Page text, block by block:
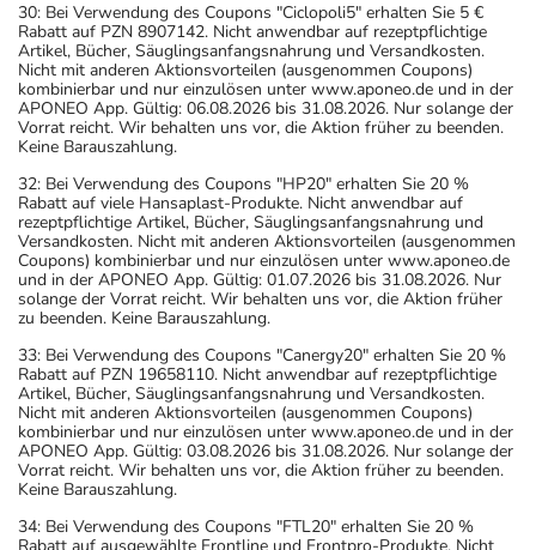
30: Bei Verwendung des Coupons "Ciclopoli5" erhalten Sie 5 €
Rabatt auf PZN 8907142. Nicht anwendbar auf rezeptpflichtige
Artikel, Bücher, Säuglingsanfangsnahrung und Versandkosten.
Nicht mit anderen Aktionsvorteilen (ausgenommen Coupons)
kombinierbar und nur einzulösen unter www.aponeo.de und in der
APONEO App. Gültig: 06.08.2026 bis 31.08.2026. Nur solange der
Vorrat reicht. Wir behalten uns vor, die Aktion früher zu beenden.
Keine Barauszahlung.
32: Bei Verwendung des Coupons "HP20" erhalten Sie 20 %
Rabatt auf viele Hansaplast-Produkte. Nicht anwendbar auf
rezeptpflichtige Artikel, Bücher, Säuglingsanfangsnahrung und
Versandkosten. Nicht mit anderen Aktionsvorteilen (ausgenommen
Coupons) kombinierbar und nur einzulösen unter www.aponeo.de
und in der APONEO App. Gültig: 01.07.2026 bis 31.08.2026. Nur
solange der Vorrat reicht. Wir behalten uns vor, die Aktion früher
zu beenden. Keine Barauszahlung.
33: Bei Verwendung des Coupons "Canergy20" erhalten Sie 20 %
Rabatt auf PZN 19658110. Nicht anwendbar auf rezeptpflichtige
Artikel, Bücher, Säuglingsanfangsnahrung und Versandkosten.
Nicht mit anderen Aktionsvorteilen (ausgenommen Coupons)
kombinierbar und nur einzulösen unter www.aponeo.de und in der
APONEO App. Gültig: 03.08.2026 bis 31.08.2026. Nur solange der
Vorrat reicht. Wir behalten uns vor, die Aktion früher zu beenden.
Keine Barauszahlung.
34: Bei Verwendung des Coupons "FTL20" erhalten Sie 20 %